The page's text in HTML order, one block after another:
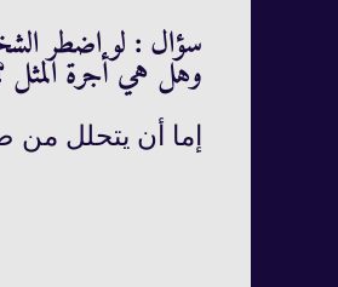
سؤال : لو اضطر
وهل هي أجرة المثل
إما أن يتحلل من